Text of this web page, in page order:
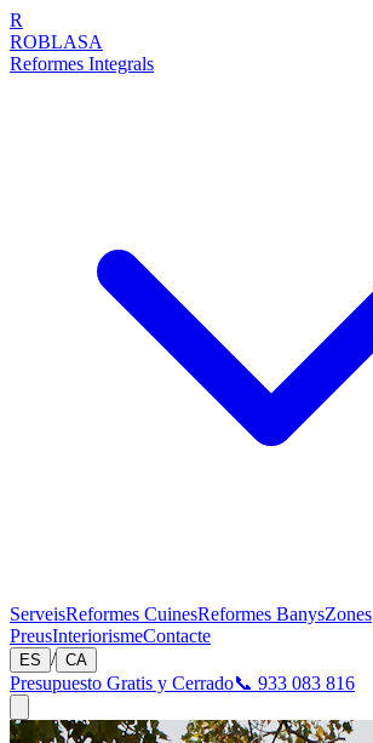
R
ROBLASA
Reformes Integrals
ServeisReformes CuinesReformes BanysZones
PreusInteriorismeContacte
ES / CA
Presupuesto Gratis y Cerrado📞 933 083 816